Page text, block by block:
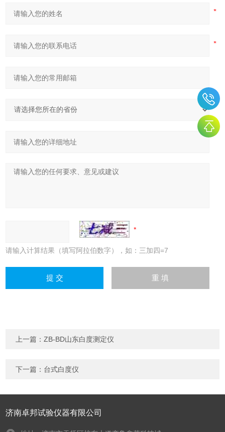
请输入计算结果（填写阿拉伯数字），如：三加四=7
上一篇：ZB-BD山东白度测定仪
下一篇： 台式白度仪
济南卓邦试验仪器有限公司